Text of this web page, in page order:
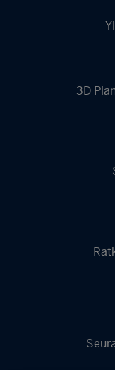
3D